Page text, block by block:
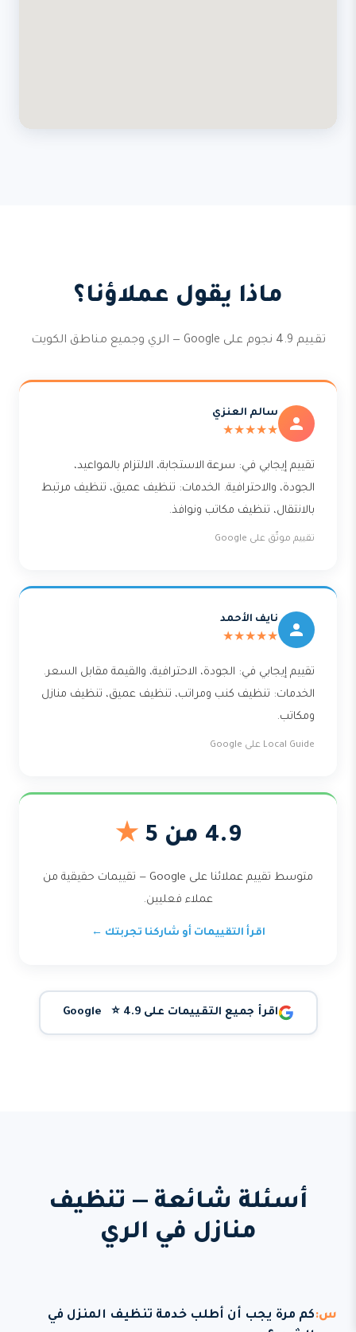
ماذا يقول عملاؤنا؟
تقييم 4.9 نجوم على Google — الري وجميع مناطق الكويت
سالم العنزي
★★★★★
تقييم إيجابي في: سرعة الاستجابة، الالتزام بالمواعيد،
الجودة، والاحترافية. الخدمات: تنظيف عميق، تنظيف مرتبط
بالانتقال، تنظيف مكاتب ونوافذ.
تقييم موثّق على Google
نايف الأحمد
★★★★★
تقييم إيجابي في: الجودة، الاحترافية، والقيمة مقابل السعر.
الخدمات: تنظيف كنب ومراتب، تنظيف عميق، تنظيف منازل
ومكاتب.
Local Guide على Google
4.9 من 5 ★
متوسط تقييم عملائنا على Google — تقييمات حقيقية من
عملاء فعليين.
اقرأ التقييمات أو شاركنا تجربتك ←
اقرأ جميع التقييمات على Google ⭐ 4.9
أسئلة شائعة — تنظيف
منازل في الري
كم مرة يجب أن أطلب خدمة تنظيف المنزل في